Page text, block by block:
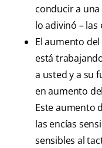
conducir a
lo adivinó –
El aumento
está
a usted y a su
en aumento
Este aumento
las encías
sensibles al